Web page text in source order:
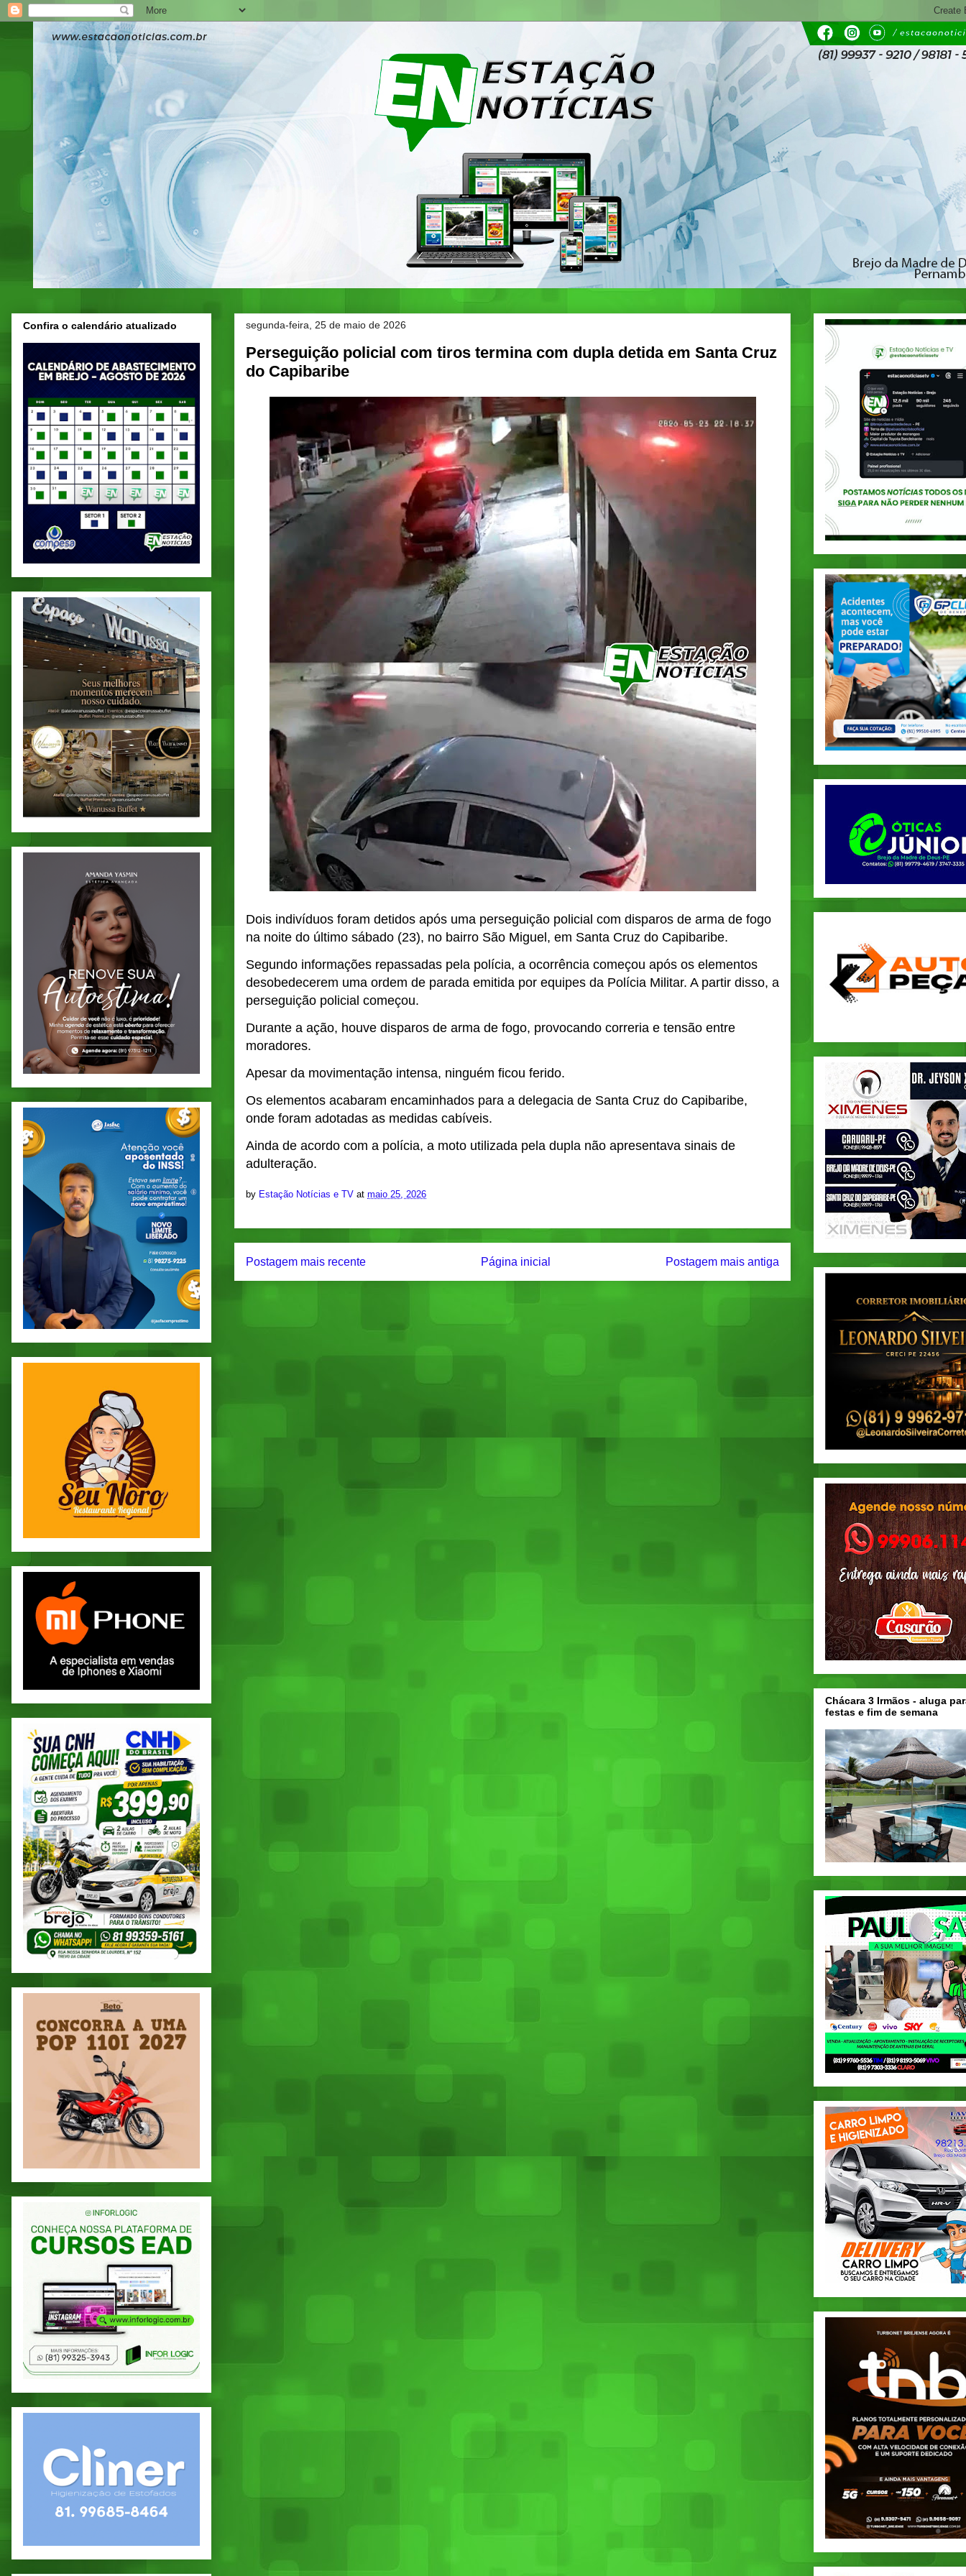
segunda-feira, 25 de maio de 2026
Perseguição policial com tiros termina com dupla detida em Santa Cruz
do Capibaribe
Dois indivíduos foram detidos após uma perseguição policial com disparos de arma de fogo
na noite do último sábado (23), no bairro São Miguel, em Santa Cruz do Capibaribe.
Segundo informações repassadas pela polícia, a ocorrência começou após os elementos
desobedecerem uma ordem de parada emitida por equipes da Polícia Militar. A partir disso, a
perseguição policial começou.
Durante a ação, houve disparos de arma de fogo, provocando correria e tensão entre
moradores.
Apesar da movimentação intensa, ninguém ficou ferido.
Os elementos acabaram encaminhados para a delegacia de Santa Cruz do Capibaribe,
onde foram adotadas as medidas cabíveis.
Ainda de acordo com a polícia, a moto utilizada pela dupla não apresentava sinais de
adulteração.
by Estação Notícias e TV at maio 25, 2026
Postagem mais recente Postagem mais antiga
Página inicial
Confira o calendário atualizado
Chácara 3 Irmãos - aluga
festas e fim de semana